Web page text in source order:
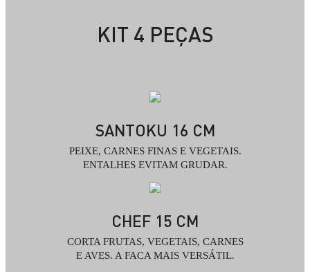
KIT 4 PEÇAS
SANTOKU 16 CM
PEIXE, CARNES FINAS E VEGETAIS.
ENTALHES EVITAM GRUDAR.
CHEF 15 CM
CORTA FRUTAS, VEGETAIS, CARNES
E AVES. A FACA MAIS VERSÁTIL.